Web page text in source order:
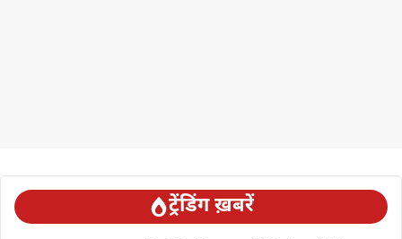
ट्रेंडिंग ख़बरें